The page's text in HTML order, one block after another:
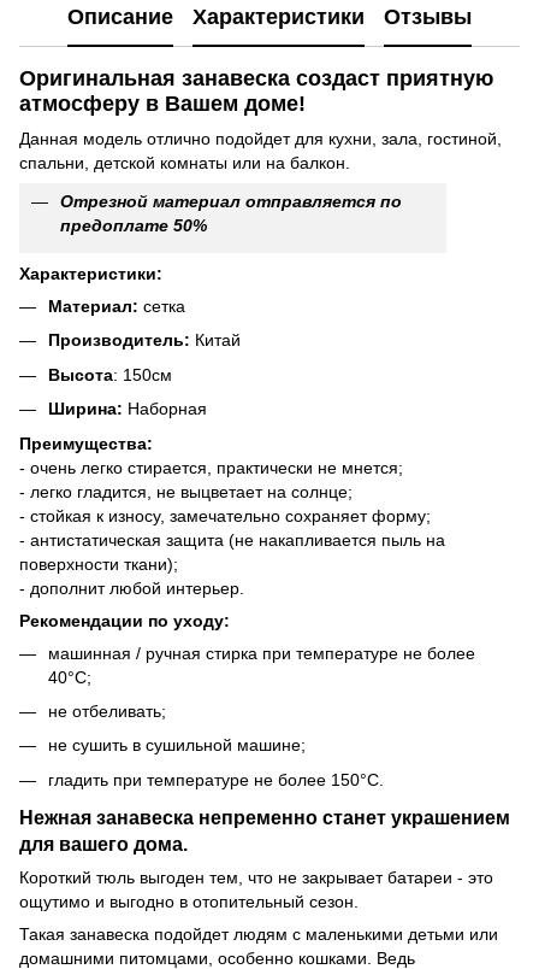
Описание Характеристики Отзывы
Оригинальная занавеска создаст приятную
атмосферу в Вашем доме!
Данная модель отлично подойдет для кухни, зала, гостиной,
спальни, детской комнаты или на балкон.
Отрезной материал отправляется по
предоплате 50%
Характеристики:
Материал: сетка
Производитель: Китай
Высота: 150см
Ширина: Наборная
Преимущества:
- очень легко стирается, практически не мнется;
- легко гладится, не выцветает на солнце;
- стойкая к износу, замечательно сохраняет форму;
- антистатическая защита (не накапливается пыль на
поверхности ткани);
- дополнит любой интерьер.
Рекомендации по уходу:
машинная / ручная стирка при температуре не более
40°C;
не отбеливать;
не сушить в сушильной машине;
гладить при температуре не более 150°C.
Нежная занавеска непременно станет украшением
для вашего дома.
Короткий тюль выгоден тем, что не закрывает батареи - это
ощутимо и выгодно в отопительный сезон.
Такая занавеска подойдет людям с маленькими детьми или
домашними питомцами, особенно кошками. Ведь